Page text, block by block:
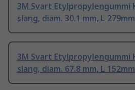
3M Svart Etylpropylengummi
slang, diam. 30.1 mm, L
3M Svart Etylpropylengummi
slang, diam. 67.8 mm, L